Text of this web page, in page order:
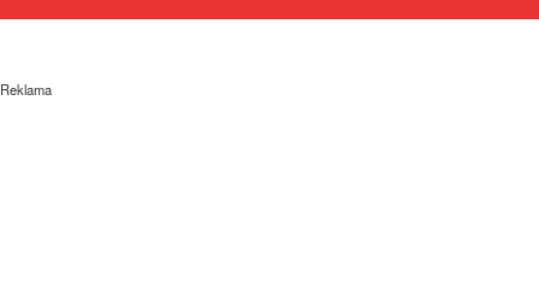
Reklama